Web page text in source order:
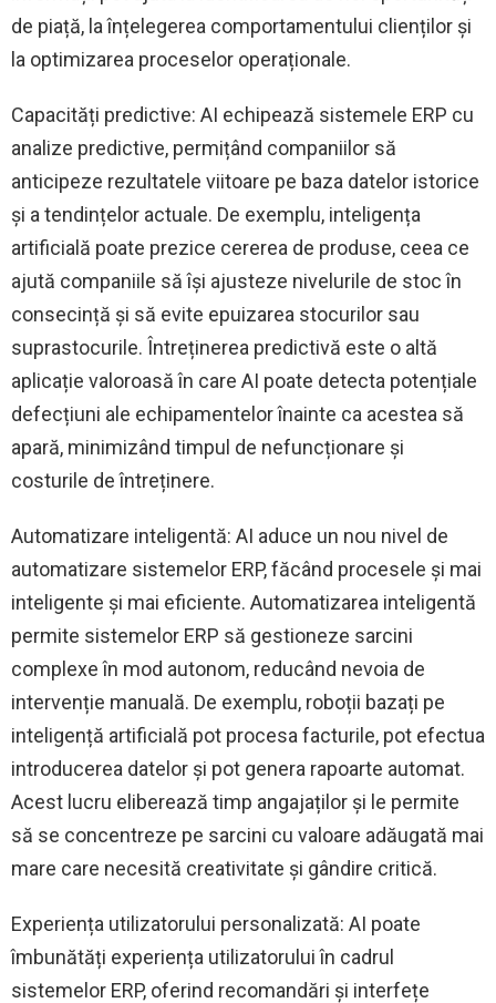
de piață, la înțelegerea comportamentului clienților și
la optimizarea proceselor operaționale.
Capacități predictive: AI echipează sistemele ERP cu
analize predictive, permițând companiilor să
anticipeze rezultatele viitoare pe baza datelor istorice
și a tendințelor actuale. De exemplu, inteligența
artificială poate prezice cererea de produse, ceea ce
ajută companiile să își ajusteze nivelurile de stoc în
consecință și să evite epuizarea stocurilor sau
suprastocurile. Întreținerea predictivă este o altă
aplicație valoroasă în care AI poate detecta potențiale
defecțiuni ale echipamentelor înainte ca acestea să
apară, minimizând timpul de nefuncționare și
costurile de întreținere.
Automatizare inteligentă: AI aduce un nou nivel de
automatizare sistemelor ERP, făcând procesele și mai
inteligente și mai eficiente. Automatizarea inteligentă
permite sistemelor ERP să gestioneze sarcini
complexe în mod autonom, reducând nevoia de
intervenție manuală. De exemplu, roboții bazați pe
inteligență artificială pot procesa facturile, pot efectua
introducerea datelor și pot genera rapoarte automat.
Acest lucru eliberează timp angajaților și le permite
să se concentreze pe sarcini cu valoare adăugată mai
mare care necesită creativitate și gândire critică.
Experiența utilizatorului personalizată: AI poate
îmbunătăți experiența utilizatorului în cadrul
sistemelor ERP, oferind recomandări și interfețe